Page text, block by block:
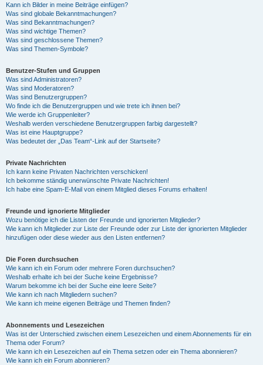
Kann ich Bilder in meine Beiträge einfügen?
Was sind globale Bekanntmachungen?
Was sind Bekanntmachungen?
Was sind wichtige Themen?
Was sind geschlossene Themen?
Was sind Themen-Symbole?
Benutzer-Stufen und Gruppen
Was sind Administratoren?
Was sind Moderatoren?
Was sind Benutzergruppen?
Wo finde ich die Benutzergruppen und wie trete ich ihnen bei?
Wie werde ich Gruppenleiter?
Weshalb werden verschiedene Benutzergruppen farbig dargestellt?
Was ist eine Hauptgruppe?
Was bedeutet der „Das Team“-Link auf der Startseite?
Private Nachrichten
Ich kann keine Privaten Nachrichten verschicken!
Ich bekomme ständig unerwünschte Private Nachrichten!
Ich habe eine Spam-E-Mail von einem Mitglied dieses Forums erhalten!
Freunde und ignorierte Mitglieder
Wozu benötige ich die Listen der Freunde und ignorierten Mitglieder?
Wie kann ich Mitglieder zur Liste der Freunde oder zur Liste der ignorierten Mitglieder
hinzufügen oder diese wieder aus den Listen entfernen?
Die Foren durchsuchen
Wie kann ich ein Forum oder mehrere Foren durchsuchen?
Weshalb erhalte ich bei der Suche keine Ergebnisse?
Warum bekomme ich bei der Suche eine leere Seite?
Wie kann ich nach Mitgliedern suchen?
Wie kann ich meine eigenen Beiträge und Themen finden?
Abonnements und Lesezeichen
Was ist der Unterschied zwischen einem Lesezeichen und einem Abonnements für ein
Thema oder Forum?
Wie kann ich ein Lesezeichen auf ein Thema setzen oder ein Thema abonnieren?
Wie kann ich ein Forum abonnieren?